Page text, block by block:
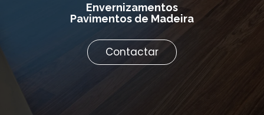
Envernizamentos
Pavimentos de Madeira
Contactar